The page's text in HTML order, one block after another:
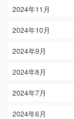
2024年11月
2024年10月
2024年9月
2024年8月
2024年7月
2024年6月